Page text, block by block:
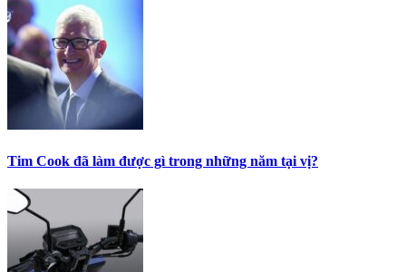
Tim Cook đã làm được gì trong những năm tại vị?